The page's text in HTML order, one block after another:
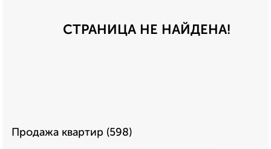
СТРАНИЦА НЕ НАЙДЕНА!
Продажа квартир (598)